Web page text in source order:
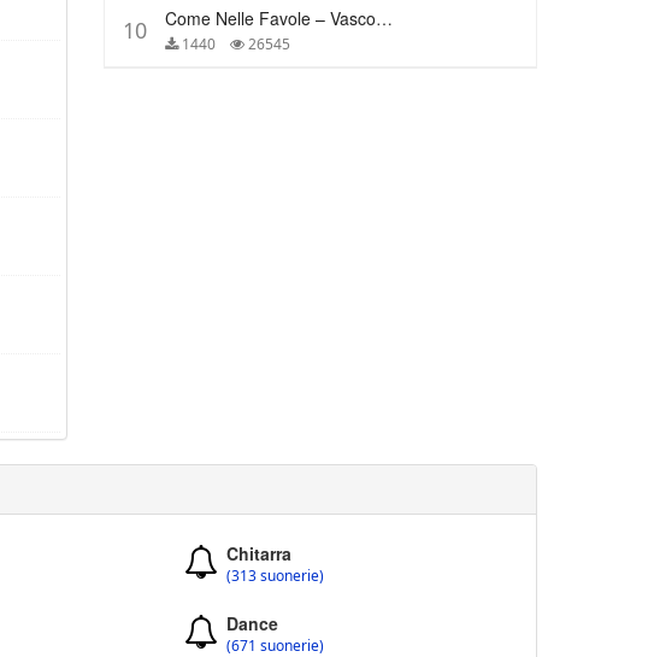
10 Come Nelle Favole – Vasco Rossi
1440 26545
Chitarra
(313 suonerie)
Dance
(671 suonerie)